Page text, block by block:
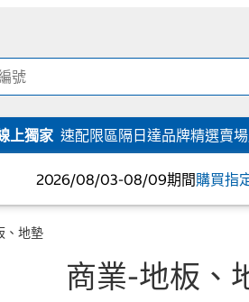
上獨家 速配限區隔日達品牌精選賣
2026/08/03-08/09期間購買指
、地墊
商業-地板、